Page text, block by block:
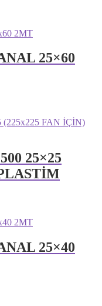
25×60
25×25
25×40